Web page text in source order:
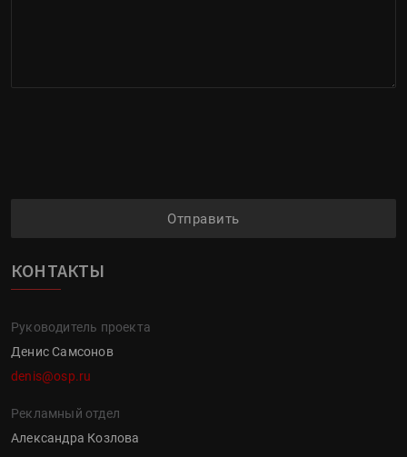
Отправить
КОНТАКТЫ
Руководитель проекта
Денис Самсонов
denis@osp.ru
Рекламный отдел
Александра Козлова